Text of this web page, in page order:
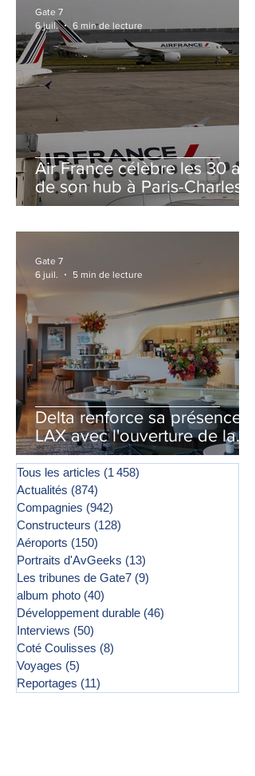
Air France célèbre les 30 ans
de son hub à Paris-Charles
de Gaulle
Gate 7
6 juil.
6 min de lecture
Delta renforce sa présence à
LAX avec l'ouverture de la
première phase d'un second
salon Delta One
Gate 7
6 juil.
5 min de lecture
Tous les articles (1 458)
Actualités (874)
Compagnies (942)
Constructeurs (128)
Aéroports (150)
Portraits d'AvGeeks (13)
Les tribunes de Gate7 (9)
album photo (40)
Développement durable (46)
Interviews (50)
Coté Coulisses (8)
Voyages (5)
Reportages (11)